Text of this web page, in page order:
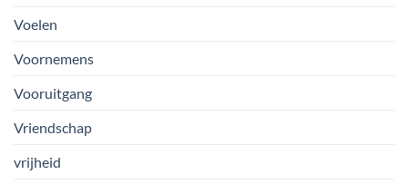
Voelen
Voornemens
Vooruitgang
Vriendschap
vrijheid